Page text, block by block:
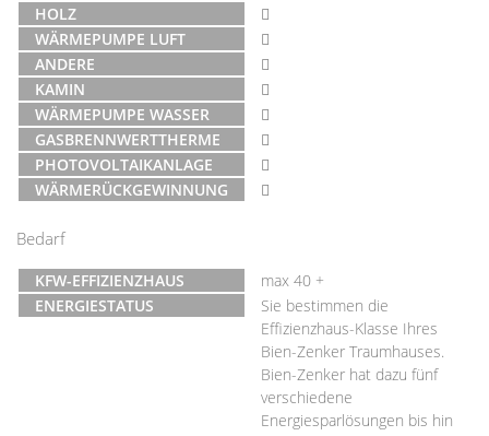
HOLZ
WÄRMEPUMPE LUFT
ANDERE
KAMIN
WÄRMEPUMPE WASSER
GASBRENNWERTTHERME
PHOTOVOLTAIKANLAGE
WÄRMERÜCKGEWINNUNG
Bedarf
KFW-EFFIZIENZHAUS
max 40 +
ENERGIESTATUS
Sie bestimmen die
Effizienzhaus-Klasse Ihres
Bien-Zenker Traumhauses.
Bien-Zenker hat dazu fünf
verschiedene
Energiesparlösungen bis hin